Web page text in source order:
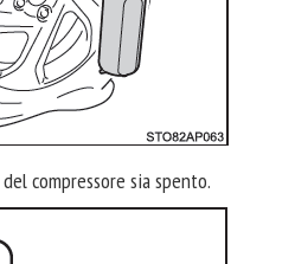
compressore sia spento.